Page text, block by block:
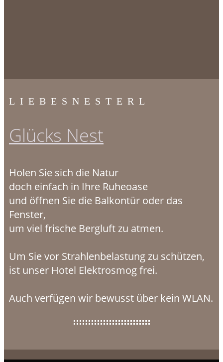
LIEBESNESTERL
Glücks Nest
Holen Sie sich die Natur
doch einfach in Ihre Ruheoase
und öffnen Sie die Balkontür oder das
Fenster,
um viel frische Bergluft zu atmen.
Um Sie vor Strahlenbelastung zu schützen,
ist unser Hotel Elektrosmog frei.
Auch verfügen wir bewusst über kein WLAN.